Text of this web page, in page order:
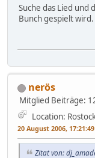
Suche das Lied und
Bunch gespielt wird.
nerös
Mitglied Beiträge:
Location:
20 August 2006, 17:21:49
Zitat von: